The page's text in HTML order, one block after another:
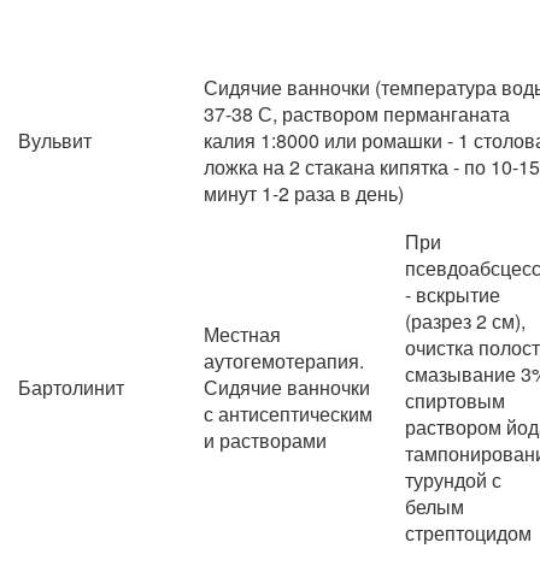
Вульвит
Сидячие ванночки (температура
37-38 С, раствором перманганата
калия 1:8000 или ромашки - 1
ложка на 2 стакана кипятка - по 10-15
минут 1-2 раза в день)
Бартолинит
Местная
аутогемотерапия.
Сидячие ванночки
с антисептическим
и растворами
При
- вскрытие
(разрез 2 см),
очистка
смазывание
спиртовым
раствором
турундой с
белым
стрептоцидом